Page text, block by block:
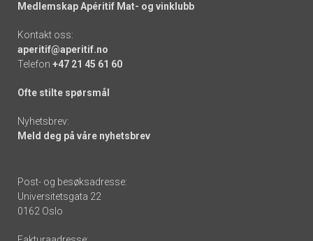
Medlemskap Apéritif Mat- og vinklubb
Kontakt oss:
aperitif@aperitif.no
Telefon +47 21 45 61 60
Ofte stilte spørsmål
Nyhetsbrev:
Meld deg på våre nyhetsbrev
Post- og besøksadresse:
Universitetsgata 22
0162 Oslo